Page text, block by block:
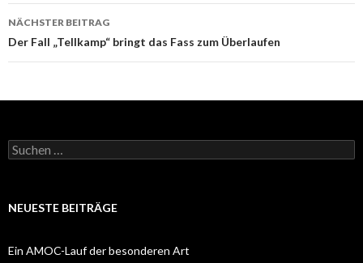
NÄCHSTER BEITRAG
Der Fall „Tellkamp“ bringt das Fass zum Überlaufen
Suchen
nach:
NEUESTE BEITRÄGE
Ein AMOC-Lauf der besonderen Art